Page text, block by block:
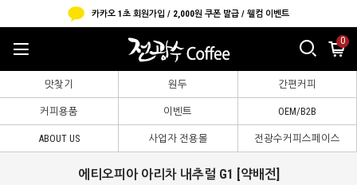
카카오 1초 회원가입 / 2,000원 쿠폰 발급 / 웰컴 이벤트
0
맛찾기 원두 간편커피
커피용품 이벤트 OEM/B2B
ABOUT US 사업자 전용몰 전광수커피스페이스
에티오피아 아리차 내추럴 G1 [약배전]